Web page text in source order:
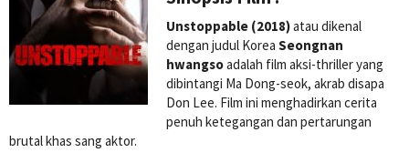
Unstoppable (2018)atau dikenal
dengan judul Korea Seongnan
hwangsoadalah film aksi-thriller yang
dibintangi Ma Dong-seok, akrab disapa
Don Lee. Film ini menghadirkan cerita
penuh ketegangan dan pertarungan
brutal khas sang aktor.